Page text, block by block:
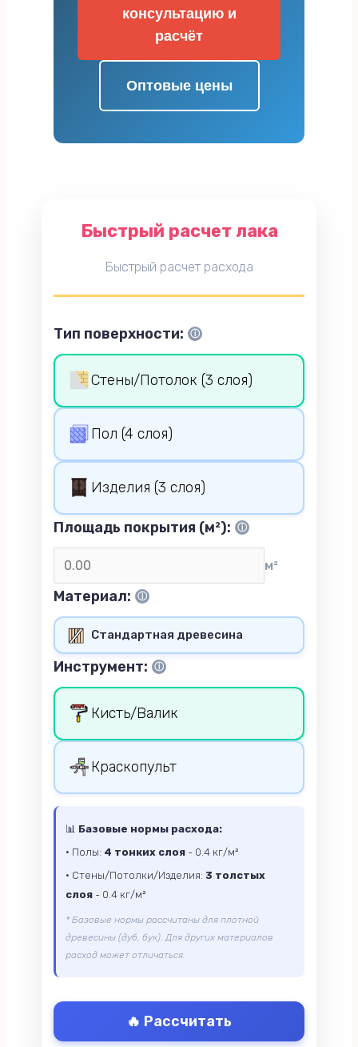
консультацию и
расчёт
Оптовые цены
Быстрый расчет лака
Быстрый расчет расхода
Тип поверхности: ⓘ
Стены/Потолок (3 слоя)
Пол (4 слоя)
Изделия (3 слоя)
Площадь покрытия (м²): ⓘ
м²
Материал: ⓘ
Инструмент: ⓘ
Кисть/Валик
Краскопульт
📊 Базовые нормы расхода:
• Полы: 4 тонких слоя - 0.4 кг/м²
• Стены/Потолки/Изделия:3 толстых
слоя - 0.4 кг/м²
* Базовые нормы рассчитаны для плотной
древесины (дуб, бук). Для других материалов
расход может отличаться.
🔥 Рассчитать